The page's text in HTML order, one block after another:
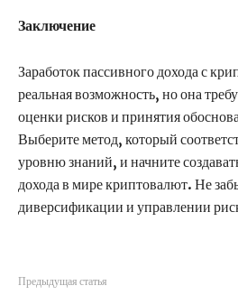
Заключение
Заработок пассивного дохода с
реальная возможность, но она
оценки рисков и принятия
Выберите метод, который
уровню знаний, и начните
дохода в мире криптовалют. Не
диверсификации и управлении
Предыдущая статья